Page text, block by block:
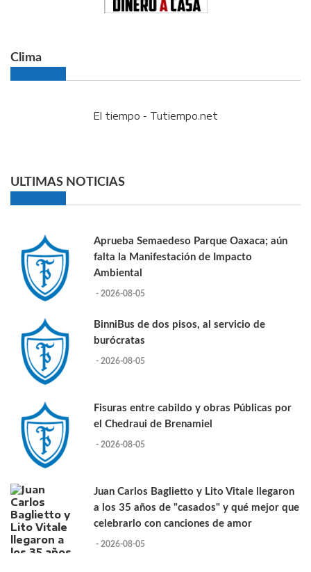
Clima
El tiempo - Tutiempo.net
ULTIMAS NOTICIAS
Aprueba Semaedeso Parque Oaxaca; aún
falta la Manifestación de Impacto
Ambiental
- 2026-08-05
BinniBus de dos pisos, al servicio de
burócratas
- 2026-08-05
Fisuras entre cabildo y obras Públicas por
el Chedraui de Brenamiel
- 2026-08-05
Juan Carlos Baglietto y Lito Vitale llegaron
a los 35 años de "casados" y qué mejor que
celebrarlo con canciones de amor
- 2026-08-05